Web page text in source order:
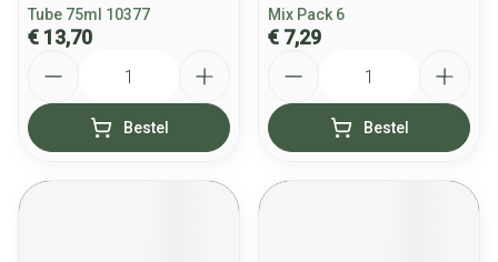
Tube 75ml 10377
€ 13,70
Bestel
Mix Pack 6
€ 7,29
Bestel